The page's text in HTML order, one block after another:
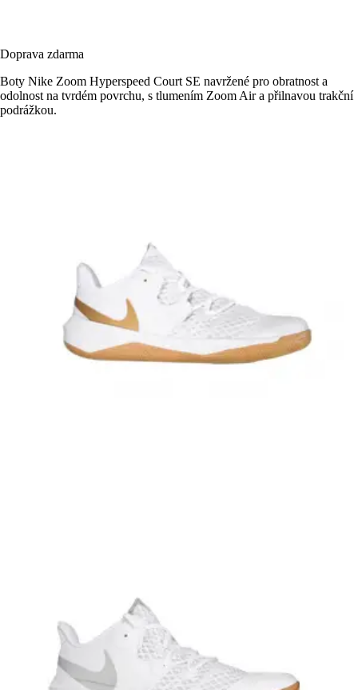
Doprava zdarma
Boty Nike Zoom Hyperspeed Court SE navržené pro obratnost a
odolnost na tvrdém povrchu, s tlumením Zoom Air a přilnavou trakční
podrážkou.